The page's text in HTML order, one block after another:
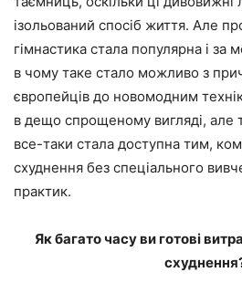
ізольований спосіб життя. Але
гімнастика стала популярна і за
в чому таке стало можливо з
європейців до новомодним
в дещо спрощеному вигляді, але
все-таки стала доступна тим,
схуднення без спеціального
практик.
Як багато часу ви готові